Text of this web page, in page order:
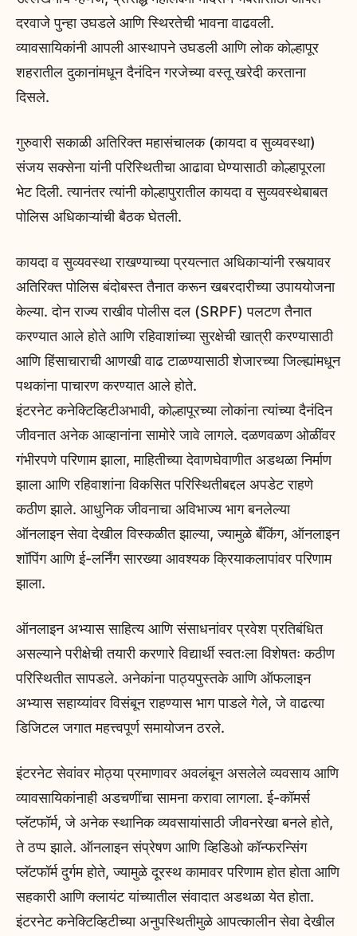
दरवाजे पुन्हा उघडले आणि स्थिरतेची भावना वाढवली.
व्यावसायिकांनी आपली आस्थापने उघडली आणि लोक कोल्हापूर
शहरातील दुकानांमधून दैनंदिन गरजेच्या वस्तू खरेदी करताना
दिसले.
गुरुवारी सकाळी अतिरिक्त महासंचालक (कायदा व सुव्यवस्था)
संजय सक्सेना यांनी परिस्थितीचा आढावा घेण्यासाठी कोल्हापूरला
भेट दिली. त्यानंतर त्यांनी कोल्हापुरातील कायदा व सुव्यवस्थेबाबत
पोलिस अधिकाऱ्यांची बैठक घेतली.
कायदा व सुव्यवस्था राखण्याच्या प्रयत्नात अधिकाऱ्यांनी रस्त्यावर
अतिरिक्त पोलिस बंदोबस्त तैनात करून खबरदारीच्या उपाययोजना
केल्या. दोन राज्य राखीव पोलीस दल (SRPF) पलटण तैनात
करण्यात आले होते आणि रहिवाशांच्या सुरक्षेची खात्री करण्यासाठी
आणि हिंसाचाराची आणखी वाढ टाळण्यासाठी शेजारच्या जिल्ह्यांमधून
पथकांना पाचारण करण्यात आले होते.
इंटरनेट कनेक्टिव्हिटीअभावी, कोल्हापूरच्या लोकांना त्यांच्या दैनंदिन
जीवनात अनेक आव्हानांना सामोरे जावे लागले. दळणवळण ओळींवर
गंभीरपणे परिणाम झाला, माहितीच्या देवाणघेवाणीत अडथळा निर्माण
झाला आणि रहिवाशांना विकसित परिस्थितीबद्दल अपडेट राहणे
कठीण झाले. आधुनिक जीवनाचा अविभाज्य भाग बनलेल्या
ऑनलाइन सेवा देखील विस्कळीत झाल्या, ज्यामुळे बँकिंग, ऑनलाइन
शॉपिंग आणि ई-लर्निंग सारख्या आवश्यक क्रियाकलापांवर परिणाम
झाला.
ऑनलाइन अभ्यास साहित्य आणि संसाधनांवर प्रवेश प्रतिबंधित
असल्याने परीक्षेची तयारी करणारे विद्यार्थी स्वतःला विशेषतः कठीण
परिस्थितीत सापडले. अनेकांना पाठ्यपुस्तके आणि ऑफलाइन
अभ्यास सहाय्यांवर विसंबून राहण्यास भाग पाडले गेले, जे वाढत्या
डिजिटल जगात महत्त्वपूर्ण समायोजन ठरले.
इंटरनेट सेवांवर मोठ्या प्रमाणावर अवलंबून असलेले व्यवसाय आणि
व्यावसायिकांनाही अडचणींचा सामना करावा लागला. ई-कॉमर्स
प्लॅटफॉर्म, जे अनेक स्थानिक व्यवसायांसाठी जीवनरेखा बनले होते,
ते ठप्प झाले. ऑनलाइन संप्रेषण आणि व्हिडिओ कॉन्फरन्सिंग
प्लॅटफॉर्म दुर्गम होते, ज्यामुळे दूरस्थ कामावर परिणाम होत होता आणि
सहकारी आणि क्लायंट यांच्यातील संवादात अडथळा येत होता.
इंटरनेट कनेक्टिव्हिटीच्या अनुपस्थितीमुळे आपत्कालीन सेवा देखील